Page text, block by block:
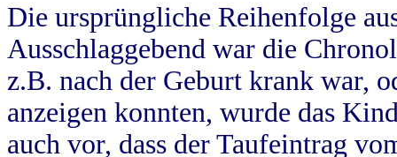
Die ursprüngliche Reihenfolge
Ausschlaggebend war die
z.B. nach der Geburt krank war,
anzeigen konnten, wurde das
auch vor, dass der Taufeintrag